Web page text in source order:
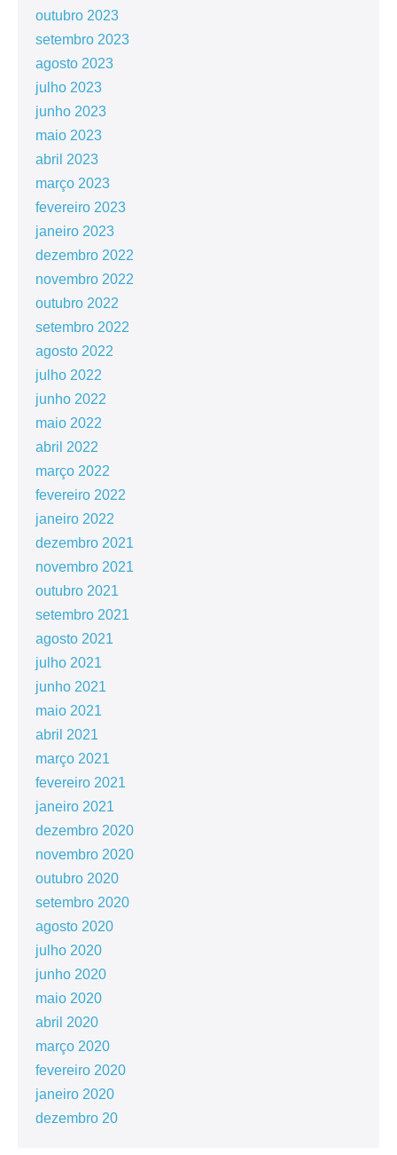
outubro 2023
setembro 2023
agosto 2023
julho 2023
junho 2023
maio 2023
abril 2023
março 2023
fevereiro 2023
janeiro 2023
dezembro 2022
novembro 2022
outubro 2022
setembro 2022
agosto 2022
julho 2022
junho 2022
maio 2022
abril 2022
março 2022
fevereiro 2022
janeiro 2022
dezembro 2021
novembro 2021
outubro 2021
setembro 2021
agosto 2021
julho 2021
junho 2021
maio 2021
abril 2021
março 2021
fevereiro 2021
janeiro 2021
dezembro 2020
novembro 2020
outubro 2020
setembro 2020
agosto 2020
julho 2020
junho 2020
maio 2020
abril 2020
março 2020
fevereiro 2020
janeiro 2020
dezembro 20